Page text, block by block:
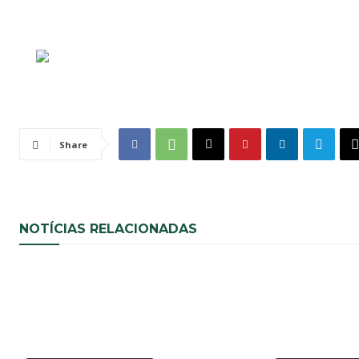
Share
NOTÍCIAS RELACIONADAS